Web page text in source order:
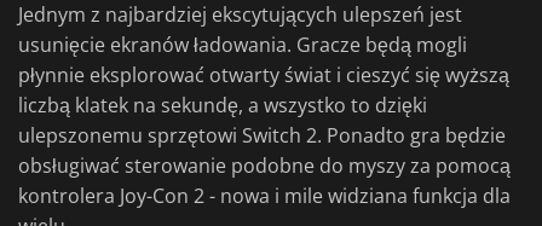
Jednym z najbardziej ekscytujących ulepszeń jest
usunięcie ekranów ładowania. Gracze będą mogli
płynnie eksplorować otwarty świat i cieszyć się wyższą
liczbą klatek na sekundę, a wszystko to dzięki
ulepszonemu sprzętowi Switch 2. Ponadto gra będzie
obsługiwać sterowanie podobne do myszy za pomocą
kontrolera Joy-Con 2 - nowa i mile widziana funkcja dla